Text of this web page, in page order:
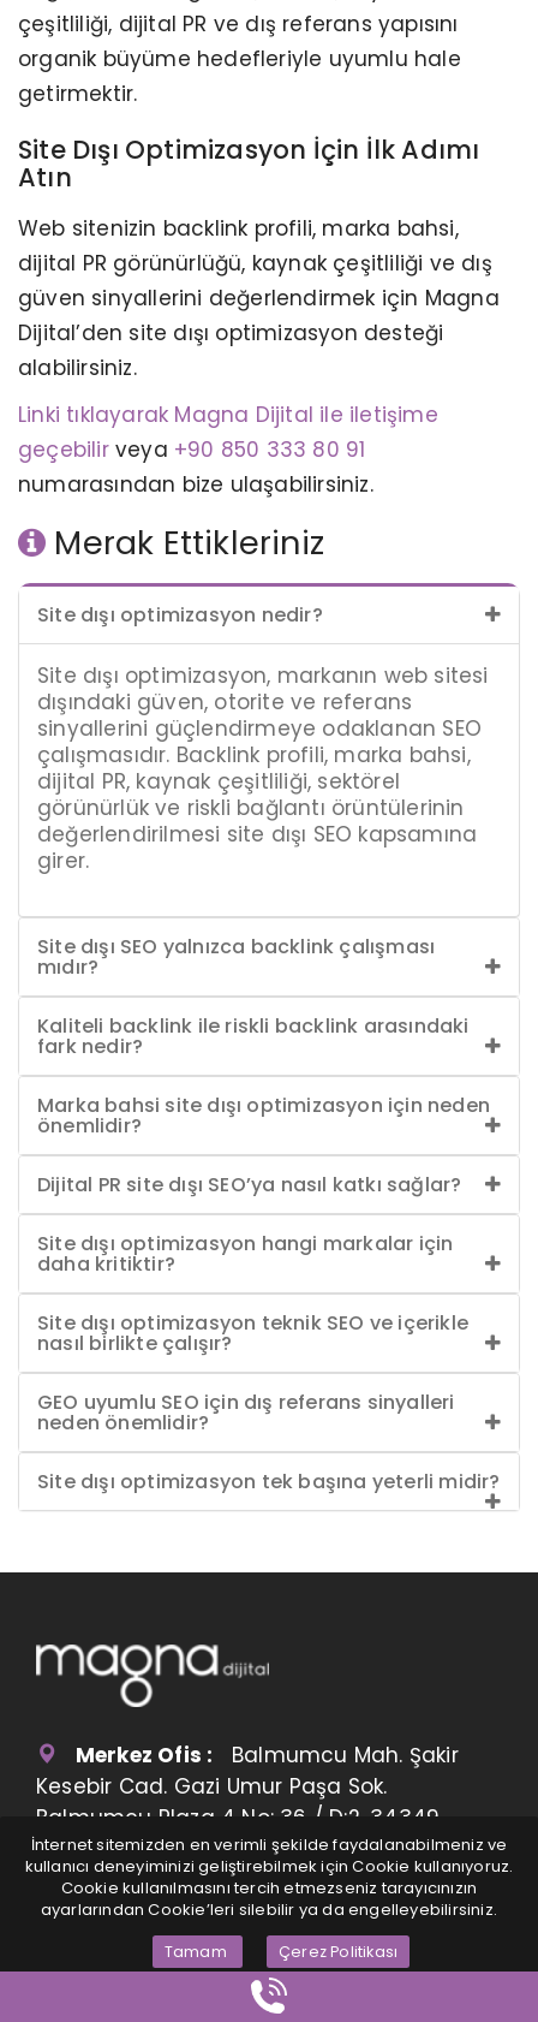
çeşitliliği, dijital PR ve dış referans yapısını
organik büyüme hedefleriyle uyumlu hale
getirmektir.
Site Dışı Optimizasyon İçin İlk Adımı
Atın
Web sitenizin backlink profili, marka bahsi,
dijital PR görünürlüğü, kaynak çeşitliliği ve dış
güven sinyallerini değerlendirmek için Magna
Dijital’den site dışı optimizasyon desteği
alabilirsiniz.
Linki tıklayarak Magna Dijital ile iletişime
geçebilirveya +90 850 333 80 91
numarasından bize ulaşabilirsiniz.
Merak Ettikleriniz
Site dışı optimizasyon nedir?
Site dışı optimizasyon, markanın web sitesi
dışındaki güven, otorite ve referans
sinyallerini güçlendirmeye odaklanan SEO
çalışmasıdır. Backlink profili, marka bahsi,
dijital PR, kaynak çeşitliliği, sektörel
görünürlük ve riskli bağlantı örüntülerinin
değerlendirilmesi site dışı SEO kapsamına
girer.
Site dışı SEO yalnızca backlink çalışması
mıdır?
Kaliteli backlink ile riskli backlink arasındaki
fark nedir?
Marka bahsi site dışı optimizasyon için neden
önemlidir?
Dijital PR site dışı SEO’ya nasıl katkı sağlar?
Site dışı optimizasyon hangi markalar için
daha kritiktir?
Site dışı optimizasyon teknik SEO ve içerikle
nasıl birlikte çalışır?
GEO uyumlu SEO için dış referans sinyalleri
neden önemlidir?
Site dışı optimizasyon tek başına yeterli midir?
Merkez Ofis : Balmumcu Mah. Şakir
Kesebir Cad. Gazi Umur Paşa Sok.
Balmumcu Plaza 4 No: 36 / D:2, 34349
Beşiktaş/İstanbul
ABD Ofis :2623 Sandy Plains Road
Building 202 Marietta, GA 30066 Atlanta /
USA
İnternet sitemizden en verimli şekilde faydalanabilmeniz ve
kullanıcı deneyiminizi geliştirebilmek için Cookie kullanıyoruz.
Cookie kullanılmasını tercih etmezseniz tarayıcınızın
ayarlarından Cookie’leri silebilir ya da engelleyebilirsiniz.
Tamam Çerez Politikası